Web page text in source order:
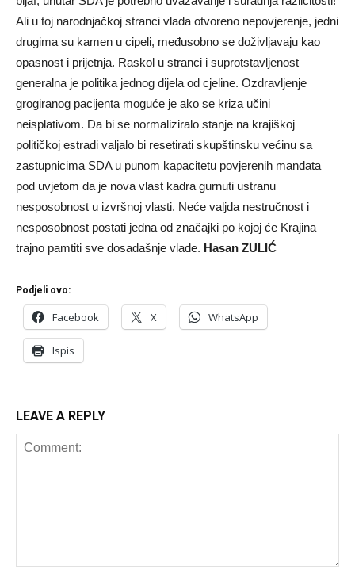
Ali u toj narodnjačkoj stranci vlada otvoreno nepovjerenje, jedni
drugima su kamen u cipeli, međusobno se doživljavaju kao
opasnost i prijetnja. Raskol u stranci i suprotstavljenost
generalna je politika jednog dijela od cjeline. Ozdravljenje
grogiranog pacijenta moguće je ako se kriza učini
neisplativom. Da bi se normaliziralo stanje na krajiškoj
političkoj estradi valjalo bi resetirati skupštinsku većinu sa
zastupnicima SDA u punom kapacitetu povjerenih mandata
pod uvjetom da je nova vlast kadra gurnuti ustranu
nesposobnost u izvršnoj vlasti. Neće valjda nestručnost i
nesposobnost postati jedna od značajki po kojoj će Krajina
trajno pamtiti sve dosadašnje vlade. Hasan ZULIĆ
Podjeli ovo:
Facebook X WhatsApp
Ispis
LEAVE A REPLY